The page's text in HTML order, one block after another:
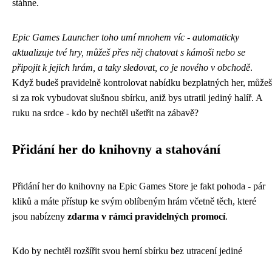
stáhne.
Epic Games Launcher toho umí mnohem víc - automaticky
aktualizuje tvé hry, můžeš přes něj chatovat s kámoši nebo se
připojit k jejich hrám, a taky sledovat, co je nového v obchodě.
Když budeš pravidelně kontrolovat nabídku bezplatných her, můžeš
si za rok vybudovat slušnou sbírku, aniž bys utratil jediný halíř. A
ruku na srdce - kdo by nechtěl ušetřit na zábavě?
Přidání her do knihovny a stahování
Přidání her do knihovny na Epic Games Store je fakt pohoda - pár
kliků a máte přístup ke svým oblíbeným hrám včetně těch, které
jsou nabízeny zdarma v rámci pravidelných promocí.
Kdo by nechtěl rozšířit svou herní sbírku bez utracení jediné